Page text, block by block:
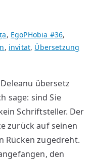
, EgoPHobia #36,
, invitat, Übersetzung
übersetz
sage: sind Sie
Schriftsteller. Der
zurück auf seinen
Rücken zugedreht.
den